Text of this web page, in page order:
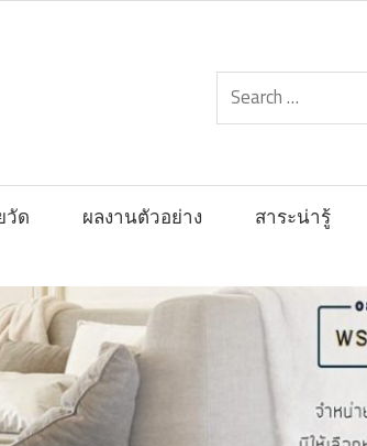
วัด ผลงานตัวอย่าง สาระน่ารู้